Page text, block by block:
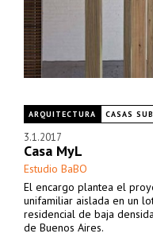
ARQUITECTURA CASAS
3.1.2017
Casa MyL
Estudio BaBO
El encargo plantea el
unifamiliar aislada en un
residencial de baja
de Buenos Aires.